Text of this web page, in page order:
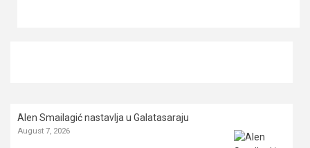
Alen Smailagić nastavlja u Galatasaraju
August 7, 2026